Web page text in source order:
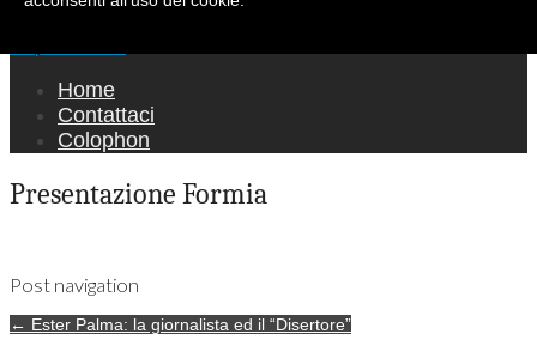
DI ESSERE ITALIANI"
Home
Contattaci
Colophon
Presentazione Formia
Post navigation
← Ester Palma: la giornalista ed il “Disertore”